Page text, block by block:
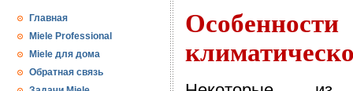
Главная
Miele Professional
Miele для дома
Обратная связь